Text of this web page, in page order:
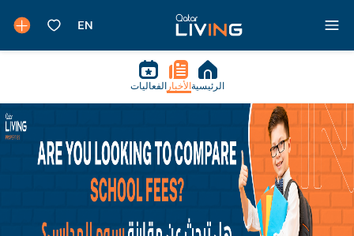
الرئيسية الأخبار الفعاليات